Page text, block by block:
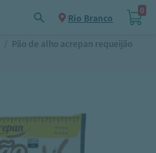
Rio Branco
0
/ Pão de alho acrepan requeijão